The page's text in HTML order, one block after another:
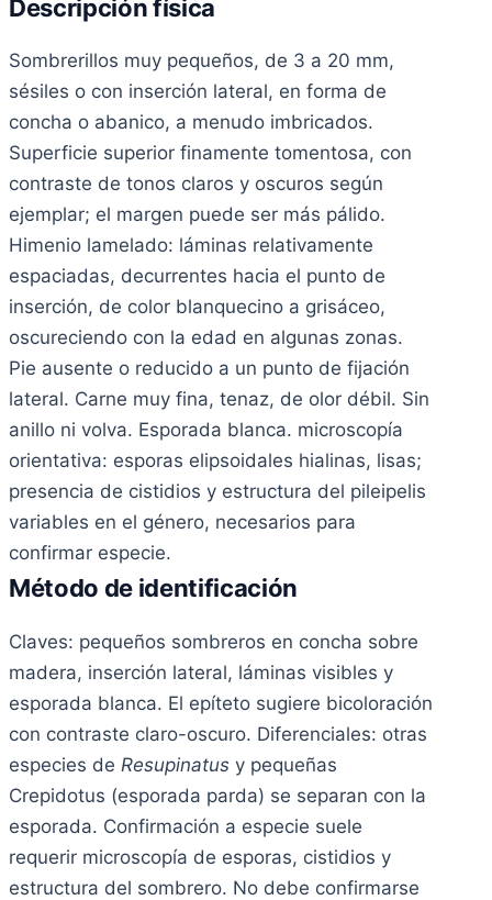
Descripción física
Sombrerillos muy pequeños, de 3 a 20 mm,
sésiles o con inserción lateral, en forma de
concha o abanico, a menudo imbricados.
Superficie superior finamente tomentosa, con
contraste de tonos claros y oscuros según
ejemplar; el margen puede ser más pálido.
Himenio lamelado: láminas relativamente
espaciadas, decurrentes hacia el punto de
inserción, de color blanquecino a grisáceo,
oscureciendo con la edad en algunas zonas.
Pie ausente o reducido a un punto de fijación
lateral. Carne muy fina, tenaz, de olor débil. Sin
anillo ni volva. Esporada blanca. microscopía
orientativa: esporas elipsoidales hialinas, lisas;
presencia de cistidios y estructura del pileipelis
variables en el género, necesarios para
confirmar especie.
Método de identificación
Claves: pequeños sombreros en concha sobre
madera, inserción lateral, láminas visibles y
esporada blanca. El epíteto sugiere bicoloración
con contraste claro-oscuro. Diferenciales: otras
especies de Resupinatus y pequeñas
Crepidotus (esporada parda) se separan con la
esporada. Confirmación a especie suele
requerir microscopía de esporas, cistidios y
estructura del sombrero. No debe confirmarse